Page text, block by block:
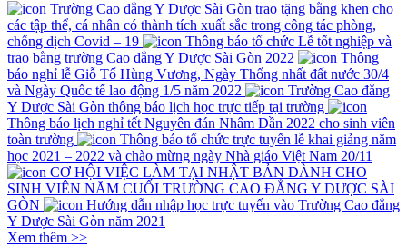
Trường Cao đẳng Y Dược Sài Gòn trao tặng bằng khen cho
các tập thể, cá nhân có thành tích xuất sắc trong công tác phòng,
chống dịch Covid – 19
Thông báo tổ chức Lễ tốt nghiệp và
trao bằng trường Cao đẳng Y Dược Sài Gòn 2022
Thông
báo nghỉ lễ Giỗ Tổ Hùng Vương, Ngày Thống nhất đất nước 30/4
và Ngày Quốc tế lao động 1/5 năm 2022
Trường Cao đẳng
Y Dược Sài Gòn thông báo lịch học trực tiếp tại trường
Thông báo lịch nghỉ tết Nguyên đán Nhâm Dần 2022 cho sinh viên
toàn trường
Thông báo tổ chức trực tuyến lễ khai giảng năm
học 2021 – 2022 và chào mừng ngày Nhà giáo Việt Nam 20/11
CƠ HỘI VIỆC LÀM TẠI NHẬT BẢN DÀNH CHO
SINH VIÊN NĂM CUỐI TRƯỜNG CAO ĐẲNG Y DƯỢC SÀI
GÒN
Hướng dẫn nhập học trực tuyến vào Trường Cao đẳng
Y Dược Sài Gòn năm 2021
Xem thêm >>